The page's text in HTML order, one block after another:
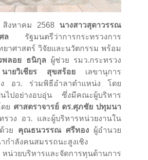
สิงหาคม 2568 นางสาวสุดาวรรณ
ล รัฐมนตรีว่าการกระทรวงการ
าศาสตร์ วิจัยและนวัตกรรม พร้อม
พลอย ธนิกุล ผู้ช่วย รมว.กระทรวง
นายวิเชียร สุขสร้อยเลขานุการ
ง อว. ร่วมพิธีอำลาตำแหน่ง โดย
นไปอย่างอบอุ่น ซึ่งมีคณะผู้บริหาร
ย ศาสตราจารย์ ดร.ศุภชัย ปทุมนา
รวง อว. และผู้บริหารหน่วยงานใน
วย คุณธนวรรณ ศรีทองผู้อำนวย
กำลังคนสมรรถนะสูงเชิง
น่วยบริหารและจัดการทุนด้านการ